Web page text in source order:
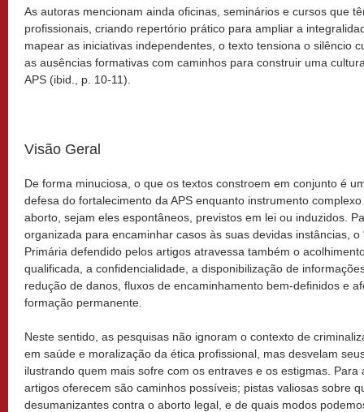
As autoras mencionam ainda oficinas, seminários e cursos que
profissionais, criando repertório prático para ampliar a
mapear as iniciativas independentes, o texto tensiona o silêncio
as ausências formativas com caminhos para construir uma
APS (ibid., p. 10-11).
Visão Geral
De forma minuciosa, o que os textos constroem em conjunto é
defesa do fortalecimento da APS enquanto instrumento
aborto, sejam eles espontâneos, previstos em lei ou induzidos.
organizada para encaminhar casos às suas devidas instâncias, o
Primária defendido pelos artigos atravessa também o
qualificada, a confidencialidade, a disponibilização de
redução de danos, fluxos de encaminhamento bem-definidos e
formação permanente.
Neste sentido, as pesquisas não ignoram o contexto de
em saúde e moralização da ética profissional, mas desvelam
ilustrando quem mais sofre com os entraves e os estigmas.
artigos oferecem são caminhos possíveis; pistas valiosas sobre
desumanizantes contra o aborto legal, e de quais modos